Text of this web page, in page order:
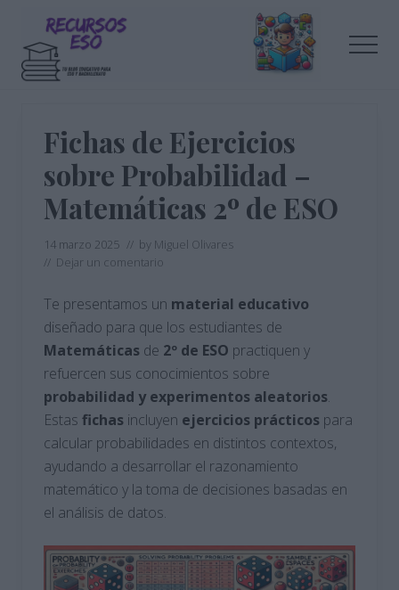
contenido
principal
barra
educación
Fichas de Ejercicios
sobre Probabilidad –
Matemáticas 2º de ESO
14 marzo 2025 // by Miguel Olivares
// Dejar un comentario
Te presentamos un material educativo
diseñado para que los estudiantes de
Matemáticas de 2º de ESO practiquen y
refuercen sus conocimientos sobre
probabilidad y experimentos aleatorios.
Estas fichas incluyen ejercicios prácticos para
calcular probabilidades en distintos contextos,
ayudando a desarrollar el razonamiento
matemático y la toma de decisiones basadas en
el análisis de datos.